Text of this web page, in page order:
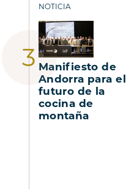
NOTICIA
Manifiesto de
Andorra para el
futuro de la
cocina de
montaña